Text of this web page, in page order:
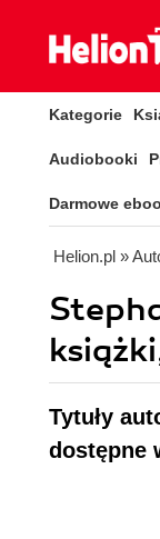
Kategorie
Audiobooki
Darmowe
Helion.pl »
Tytuły
dostępne